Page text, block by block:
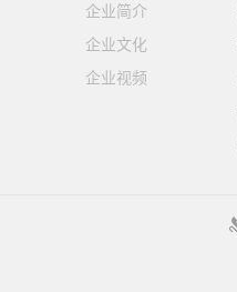
企业简介
企业文化
企业视频